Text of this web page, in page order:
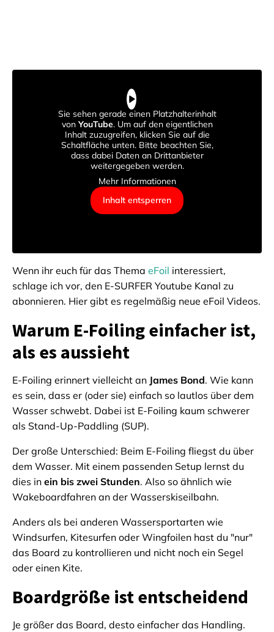
Sie sehen gerade einen Platzhalterinhalt
vonYouTube. Um auf den eigentlichen
Inhalt zuzugreifen, klicken Sie auf die
Schaltfläche unten. Bitte beachten Sie,
dass dabei Daten an Drittanbieter
weitergegeben werden.
Mehr Informationen
Inhalt entsperren
Wenn ihr euch für das Thema eFoil interessiert,
schlage ich vor, den E-SURFER Youtube Kanal zu
abonnieren. Hier gibt es regelmäßig neue eFoil Videos.
Warum E-Foiling einfacher ist,
als es aussieht
E-Foiling erinnert vielleicht an James Bond. Wie kann
es sein, dass er (oder sie) einfach so lautlos über dem
Wasser schwebt. Dabei ist E-Foiling kaum schwerer
als Stand-Up-Paddling (SUP).
Der große Unterschied: Beim E-Foiling fliegst du über
dem Wasser. Mit einem passenden Setup lernst du
dies in ein bis zwei Stunden. Also so ähnlich wie
Wakeboardfahren an der Wasserskiseilbahn.
Anders als bei anderen Wassersportarten wie
Windsurfen, Kitesurfen oder Wingfoilen hast du "nur"
das Board zu kontrollieren und nicht noch ein Segel
oder einen Kite.
Boardgröße ist entscheidend
Je größer das Board, desto einfacher das Handling.